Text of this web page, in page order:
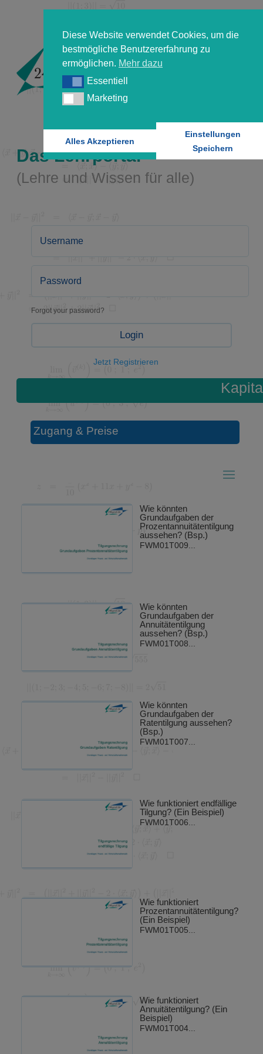
Diese Website verwendet Cookies, um die
bestmögliche Benutzererfahrung zu
ermöglichen. Mehr dazu
EssentiellEssentiell
MarketingMarketing
Alles Akzeptieren
Einstellungen
Speichern
Das Lehrportal
(Lehre und Wissen für alle)
Forgot your password?
Login
Jetzt Registrieren
Zugang & Preise
Wie könnten
Grundaufgaben der
Prozentannuitätentilgung
aussehen? (Bsp.)
FWM01T009...
Wie könnten
Grundaufgaben der
Annuitätentilgung
aussehen? (Bsp.)
FWM01T008...
Wie könnten
Grundaufgaben der
Ratentilgung aussehen?
(Bsp.)
FWM01T007...
Wie funktioniert endfällige
Tilgung? (Ein Beispiel)
FWM01T006...
Wie funktioniert
Prozentannuitätentilgung?
(Ein Beispiel)
FWM01T005...
Wie funktioniert
Annuitätentilgung? (Ein
Beispiel)
FWM01T004...